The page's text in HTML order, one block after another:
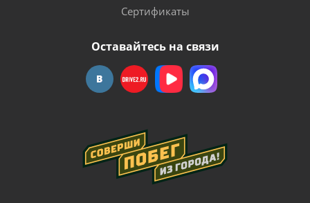
Сертификаты
Оставайтесь на связи